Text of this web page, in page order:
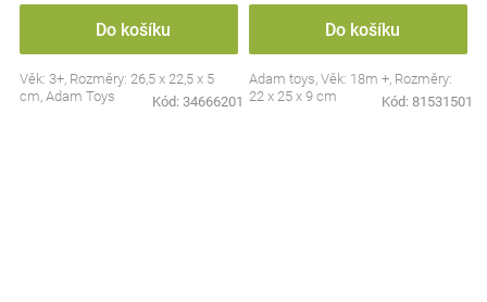
Do košíku
Věk: 3+, Rozměry: 26,5 x 22,5 x 5
cm, Adam Toys
Kód: 34666201
Do košíku
Adam toys, Věk: 18m +, Rozměry:
22 x 25 x 9 cm
Kód: 81531501